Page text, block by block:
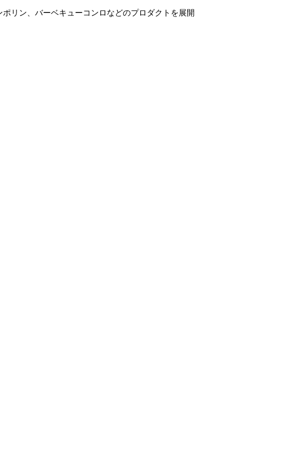
リン、バーベキューコンロなどのプロダクトを展開